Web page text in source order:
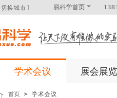
[切换城市] 易科学首页
学术会议 展会展览
首页 > 学术会议